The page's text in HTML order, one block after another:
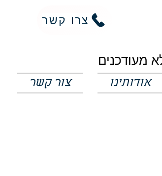
צרו קשר
אודותינו צור קשר